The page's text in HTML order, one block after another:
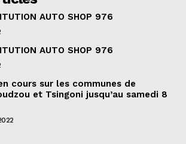
AUTO SHOP 976
AUTO SHOP 976
cours sur les communes de
et Tsingoni jusqu’au samedi 8